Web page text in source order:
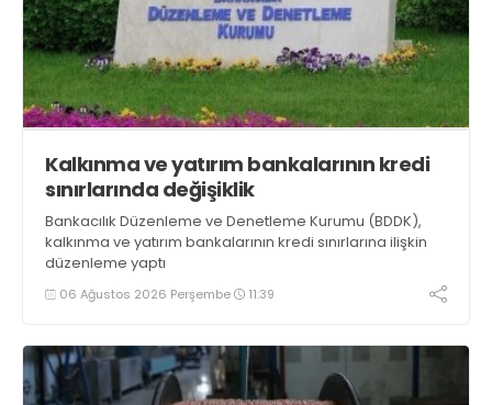
Kalkınma ve yatırım bankalarının kredi
sınırlarında değişiklik
Bankacılık Düzenleme ve Denetleme Kurumu (BDDK),
kalkınma ve yatırım bankalarının kredi sınırlarına ilişkin
düzenleme yaptı
06 Ağustos 2026 Perşembe 11:39